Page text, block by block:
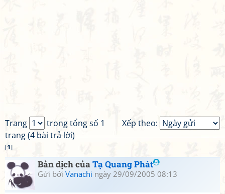
Xếp theo:
Trang
trong tổng số 1
trang (4 bài trả lời)
[1]
Bản dịch củaTạ Quang Phát
Gửi bởi Vanachi ngày 29/09/2005 08:13